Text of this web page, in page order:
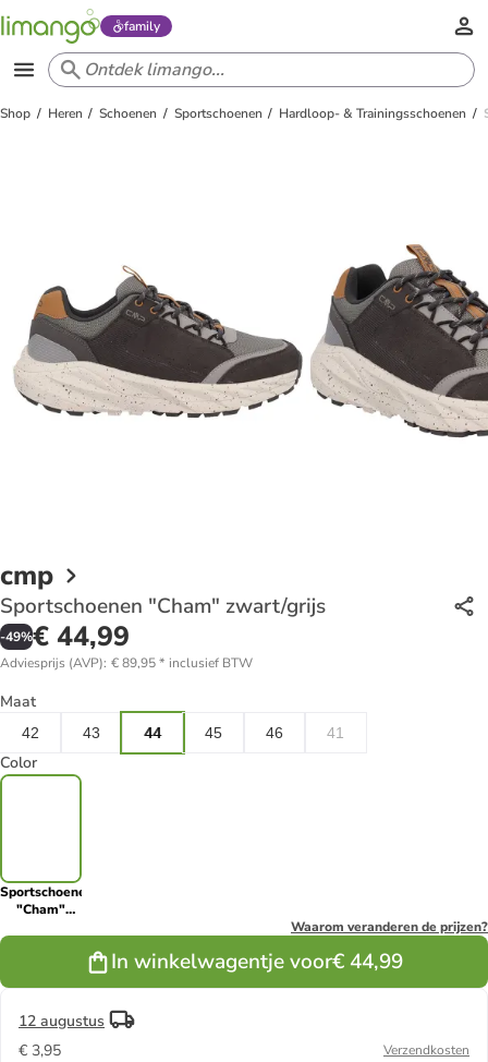
family
Shop Heren Schoenen Sportschoenen Hardloop- & Trainingsschoenen
cmp
Sportschoenen "Cham" zwart/grijs
-49%€ 44,99
Adviesprijs (AVP): € 89,95* inclusief BTW
Maat
42 43 44 45 46 41
Color
Sportschoenen
"Cham"
Waarom veranderen de prijzen?
In winkelwagentje voor€ 44,99
12 augustus
€ 3,95
Verzendkosten